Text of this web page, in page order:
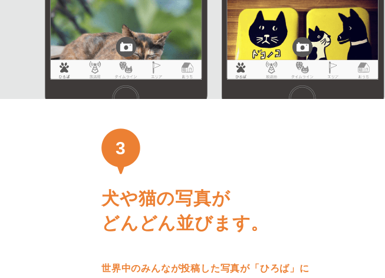
3
犬や猫の写真が
どんどん並びます。
世界中のみんなが投稿した写真が「ひろば」に